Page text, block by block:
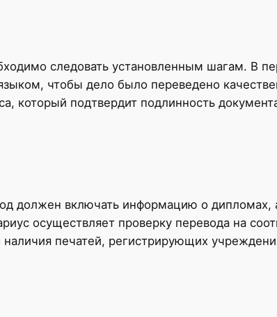
следовать установленным шагам. В
чтобы дело было переведено
который подтвердит подлинность
должен включать информацию о дипломах,
осуществляет проверку перевода на
печатей, регистрирующих